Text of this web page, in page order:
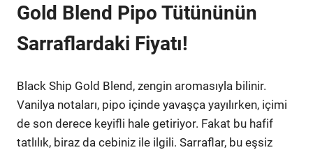
Gold Blend Pipo Tütününün
Sarraflardaki Fiyatı!
Black Ship Gold Blend, zengin aromasıyla bilinir.
Vanilya notaları, pipo içinde yavaşça yayılırken, içimi
de son derece keyifli hale getiriyor. Fakat bu hafif
tatlılık, biraz da cebiniz ile ilgili. Sarraflar, bu eşsiz